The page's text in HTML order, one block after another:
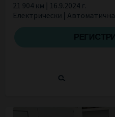
21 904 км | 16.9.2024 г.
Електрически | Автоматична